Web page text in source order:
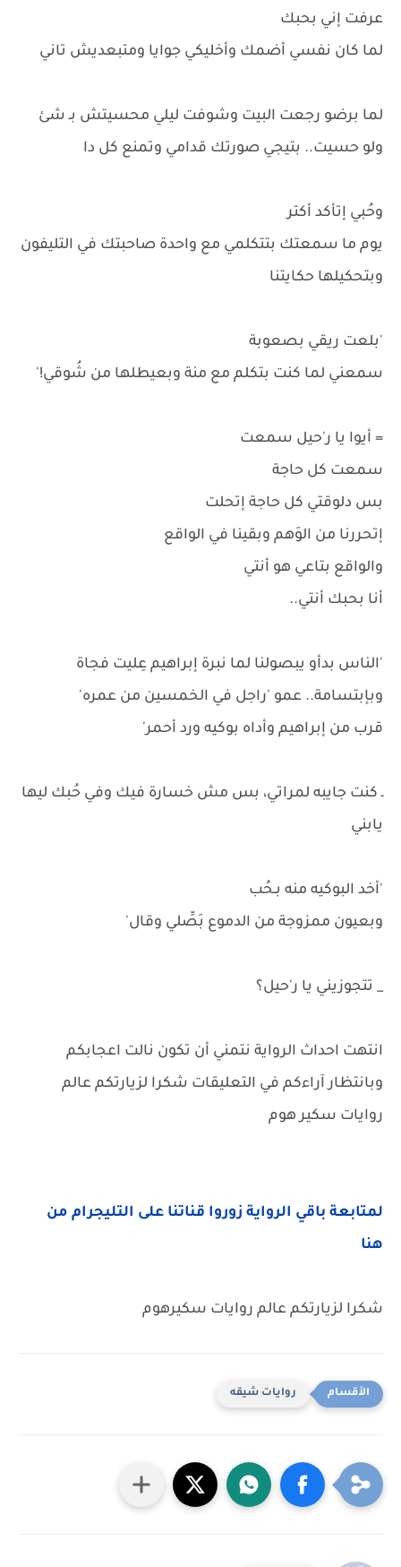
عرفت إني بحبك
لما كان نفسي أضمك وأخليكي جوايا ومتبعديش تاني
لما برضو رجعت البيت وشوفت ليلي محسيتش بـ شئ
ولو حسيت.. بتيجي صورتك قدامي وتمنع كل دا
وحُبي إتأكد أكتر
يوم ما سمعتك بتتكلمي مع واحدة صاحبتك في التليفون
وبتحكيلها حكايتنا
'بلعت ريقي بصعوبة
سمعني لما كنت بتكلم مع منة وبعيطلها من شُوقي!'
= أيوا يا ر'حيل سمعت
سمعت كل حاجة
بس دلوقتي كل حاجة إتحلت
إتحررنا من الوَهم وبقينا في الواقع
والواقع بتاعي هو أنتي
أنا بحبك أنتي..
'الناس بدأو يبصولنا لما نبرة إبراهيم عِليت فجاة
وبإبتسامة.. عمو 'راجل في الخمسين من عمره'
قرب من إبراهيم وأداه بوكيه ورد أحمر'
ـ كنت جايبه لمراتي، بس مش خسارة فيك وفي حُبك ليها
يابني
'أخد البوكيه منه بـحُب
وبعيون ممزوجة من الدموع بَصِّلي وقال'
_ تتجوزيني يا ر'حيل؟
انتهت احداث الرواية نتمني أن تكون نالت اعجابكم
وبانتظار آراءكم في التعليقات شكرا لزيارتكم عالم
روايات سكير هوم
لمتابعة باقي الرواية زوروا قناتنا على التليجرام من
هنا
شكرا لزيارتكم عالم روايات سكيرهوم
روايات شيقه